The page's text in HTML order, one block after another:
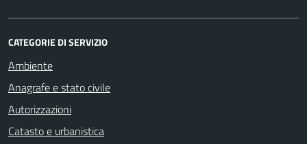
CATEGORIE DI SERVIZIO
Ambiente
Anagrafe e stato civile
Autorizzazioni
Catasto e urbanistica